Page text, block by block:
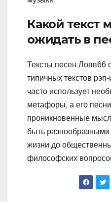
Какой текст
ожидать в
Тексты песен Ловв66
типичных текстов
часто использует
метафоры, а его
проникновенные
быть
жизни до
философских